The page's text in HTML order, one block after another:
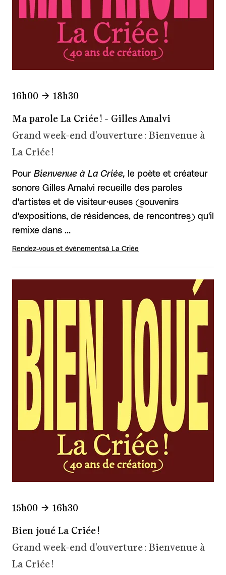
Ma parole La Criée ! - Gilles Amalvi
Grand week-end d'ouverture : Bienvenue à
La Criée !
16h00 18h30
Pour Bienvenue à La Criée, le poète et créateur
sonore Gilles Amalvi recueille des paroles
d'artistes et de visiteur·euses (souvenirs
d'expositions, de résidences, de rencontres) qu'il
remixe dans …
Rendez-vous et événementsà La Criée
Bien joué La Criée !
Grand week-end d'ouverture : Bienvenue à
La Criée !
15h00 16h30